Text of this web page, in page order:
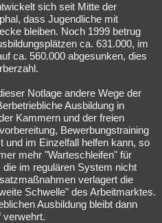
sich seit Mitte der
dass Jugendliche mit
bleiben. Noch 1999 betrug
ca. 631.000, im
ca. 560.000 abgesunken, dies
Notlage andere Wege der
Ausbildung in
Kammern und der freien
Bewerbungstraining
und im Einzelfall helfen kann, so
mehr "Warteschleifen" für
im regulären System nicht
verlagert die
Schwelle" des Arbeitmarktes.
Ausbildung bleibt dann
verwehrt.